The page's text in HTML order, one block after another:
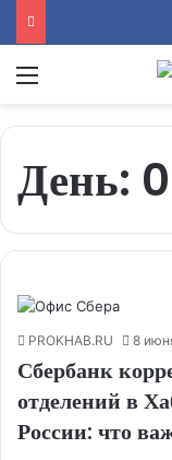
Menu
День:
PROKHAB.RU 8
Сбербанк
отделений в
России: что